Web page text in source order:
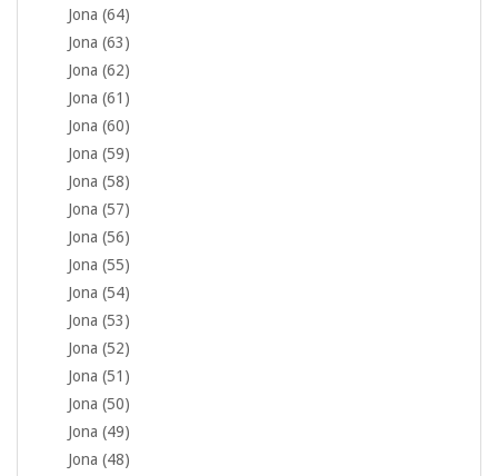
Jona (64)
Jona (63)
Jona (62)
Jona (61)
Jona (60)
Jona (59)
Jona (58)
Jona (57)
Jona (56)
Jona (55)
Jona (54)
Jona (53)
Jona (52)
Jona (51)
Jona (50)
Jona (49)
Jona (48)